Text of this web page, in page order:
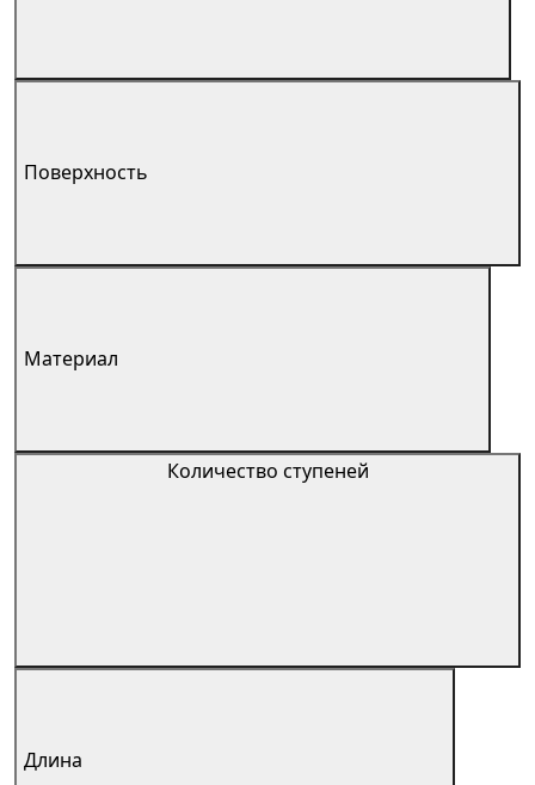
Поверхность
Материал
Количество ступеней
Длина